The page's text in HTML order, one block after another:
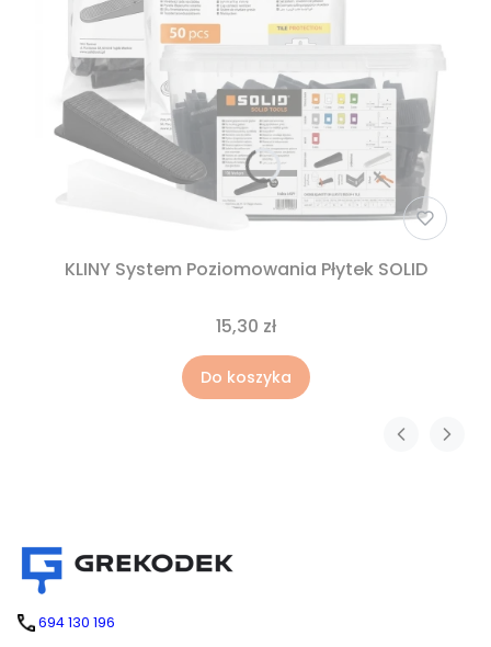
KLINY System Poziomowania Płytek SOLID
15,30 zł
Do koszyka
694 130 196